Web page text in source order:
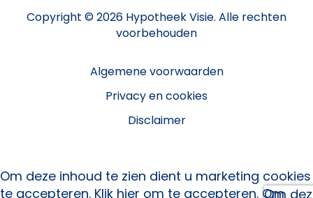
Copyright © 2026 Hypotheek Visie. Alle rechten
voorbehouden
Algemene voorwaarden
Privacy en cookies
Disclaimer
Om
Om deze inhoud te zien dient u marketing cookies
te accepteren. Klik hier om te accepteren. Om